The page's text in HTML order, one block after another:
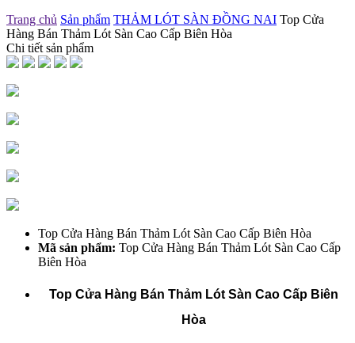
Trang chủ Sản phẩm THẢM LÓT SÀN ĐỒNG NAI Top Cửa
Hàng Bán Thảm Lót Sàn Cao Cấp Biên Hòa
Chi tiết sản phẩm
Top Cửa Hàng Bán Thảm Lót Sàn Cao Cấp Biên Hòa
Mã sản phẩm: Top Cửa Hàng Bán Thảm Lót Sàn Cao Cấp
Biên Hòa
Top Cửa Hàng Bán Thảm Lót Sàn Cao Cấp Biên
Hòa